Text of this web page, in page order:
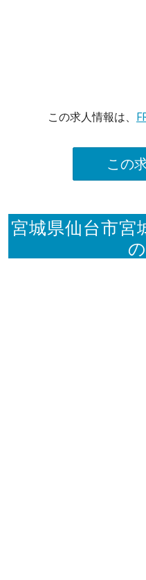
この求人情報は、
この
宮城県仙台市宮